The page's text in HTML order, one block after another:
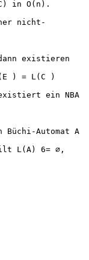
in O(n).
nicht-
existieren
) = L(C )
ein NBA
Automat A
L(A) 6= ∅,